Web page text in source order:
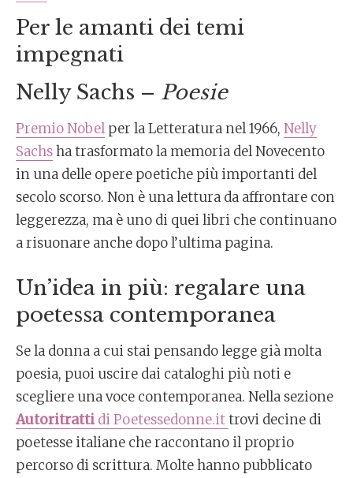
Per le amanti dei temi
impegnati
Nelly Sachs – Poesie
Premio Nobel per la Letteratura nel 1966, Nelly
Sachsha trasformato la memoria del Novecento
in una delle opere poetiche più importanti del
secolo scorso. Non è una lettura da affrontare con
leggerezza, ma è uno di quei libri che continuano
a risuonare anche dopo l’ultima pagina.
Un’idea in più: regalare una
poetessa contemporanea
Se la donna a cui stai pensando legge già molta
poesia, puoi uscire dai cataloghi più noti e
scegliere una voce contemporanea. Nella sezione
Autoritratti di Poetessedonne.ittrovi decine di
poetesse italiane che raccontano il proprio
percorso di scrittura. Molte hanno pubblicato